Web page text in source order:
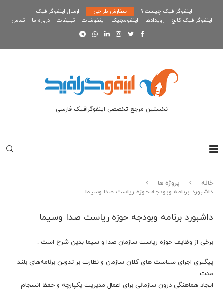
اینفوگرافیک چیست ؟ سفارش طراحی
ارسال اینفوگرافیک
اینفوگرافیک کالج
رویدادها اینفومجیک اینفوشات تبلیغات درباره ما تماس
نخستین مرجع تخصصی اینفوگرافیک فارسی
خانه
پروژه ها
داشبورد برنامه وبودجه حوزه ریاست صدا وسیما
داشبورد برنامه وبودجه حوزه ریاست صدا وسیما
برخی از وظایف حوزه ریاست سازمان صدا و سیما بدین شرح است :
پیگیری اجرای سیاست های کلان سازمان و نظارت بر تدوین برنامه‌های بلند
مدت
ایجاد هماهنگی درون سازمانی برای اعمال مدیریت یکپارچه و حفظ انسجام